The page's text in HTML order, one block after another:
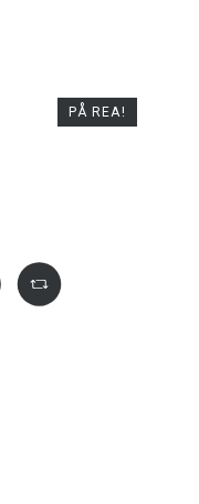
PÅ REA!